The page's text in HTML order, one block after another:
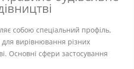
собою спеціальний профіль,
вирівнювання різних
Основні сфери застосування